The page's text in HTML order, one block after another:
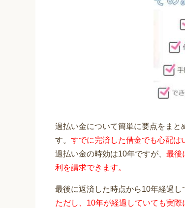
過払い金について簡単に要点をまと
す。 すでに完済した借金でも心配は
過払い金の時効は10年ですが、 最後
利を請求できます。
最後に返済した時点から10年経過し
ただし、10年が経過していても実際